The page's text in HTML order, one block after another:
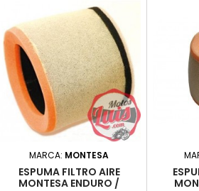
MARCA: MONTESA
ESPUMA FILTRO AIRE
MONTESA ENDURO /